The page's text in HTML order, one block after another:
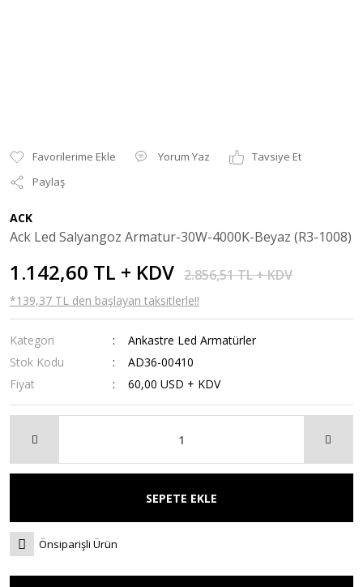
Yorum Yaz
Tavsiye Et
Paylaş
ACK
Ack Led Salyangoz Armatur-30W-4000K-Beyaz (R3-1008)
1.142,60 TL + KDV 2.856,51 TL + KDV
*139,37 TL den başlayan taksitlerle!!
Kategori
Ankastre Led Armatürler
Stok Kodu
AD36-00410
Fiyat
60,00 USD + KDV
SEPETE EKLE
Önsiparişli Ürün